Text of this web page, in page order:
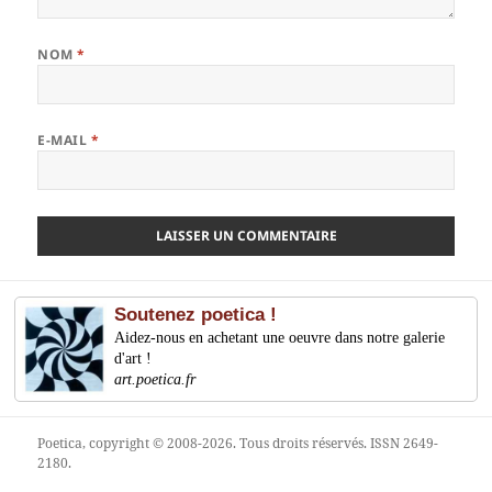
NOM*
E-MAIL *
Soutenez poetica !
Aidez-nous en achetant une oeuvre dans notre galerie
d'art !
art.poetica.fr
Poetica, copyright © 2008-2026. Tous droits réservés. ISSN 2649-
2180.